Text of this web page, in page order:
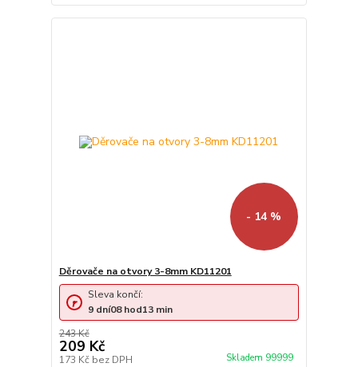
- 14 %
Děrovače na otvory 3-8mm KD11201
243 Kč
209 Kč
173 Kč bez DPH Skladem 99999
Sleva končí:
9 dní08hod13 min